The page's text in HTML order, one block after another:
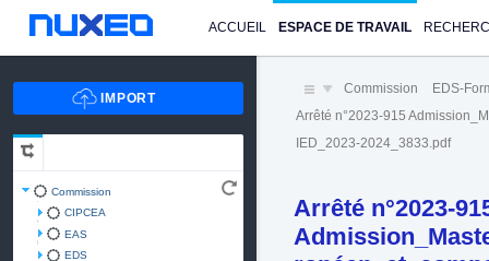
ACCUEIL ESPACE DE TRAVAIL
Commission
CIPCEA
EAS
EDS
Commission EDS-
Arrêté n°2023-915
IED_2023-2024_3833.pdf
Arrêté n°2023-